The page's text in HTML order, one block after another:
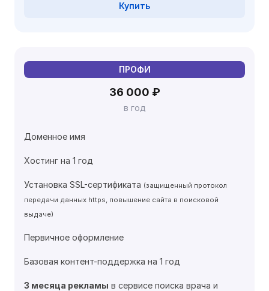
Купить
ПРОФИ
36 000 ₽
в год
Доменное имя
Хостинг на 1 год
Установка SSL-сертификата (защищенный протокол
передачи данных https, повышение сайта в поисковой
выдаче)
Первичное оформление
Базовая контент-поддержка на 1 год
3 месяца рекламы в сервисе поиска врача и